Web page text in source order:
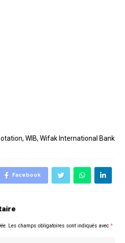
, WIB, Wifak International Bank
Facebook
Les champs obligatoires sont indiqués avec *